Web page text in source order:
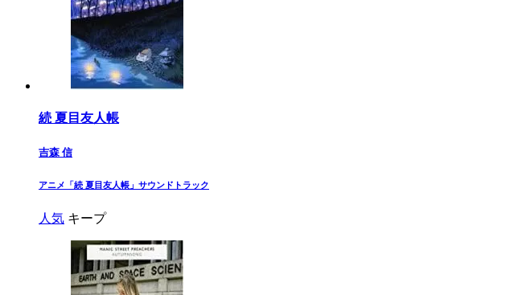
続 夏目友人帳
吉森 信
​アニメ「続 夏目友人帳」サウンドトラック​
人気 キープ